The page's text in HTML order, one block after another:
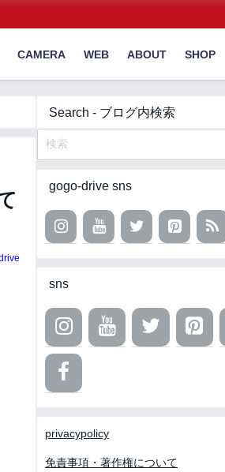
CAMERA WEB ABOUT SHOP
Search - ブログ内検索
gogo-drive sns
sns
privacypolicy
免責事項・著作権について